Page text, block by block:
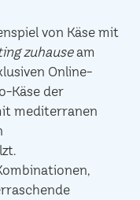
von Käse mit
zuhauseam
Online-
Käse der
mediterranen